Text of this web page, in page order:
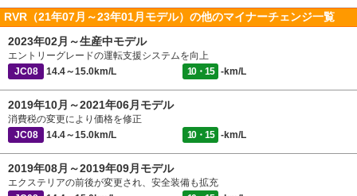
RVR（21年07月～23年01月モデル）の他のマイナーチェンジ一覧
2023年02月～生産中モデル
エントリーグレードの運転支援システムを向上
JC08
14.4～15.0km/L 10・15 -km/L
2019年10月～2021年06月モデル
消費税の変更により価格を修正
JC08
14.4～15.0km/L 10・15 -km/L
2019年08月～2019年09月モデル
エクステリアの前後が変更され、安全装備も拡充